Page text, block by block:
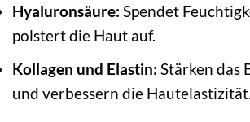
Hyaluronsäure: Spendet
polstert die Haut auf.
Kollagen und Elastin: Stärken das
und verbessern die Hautelastizität.